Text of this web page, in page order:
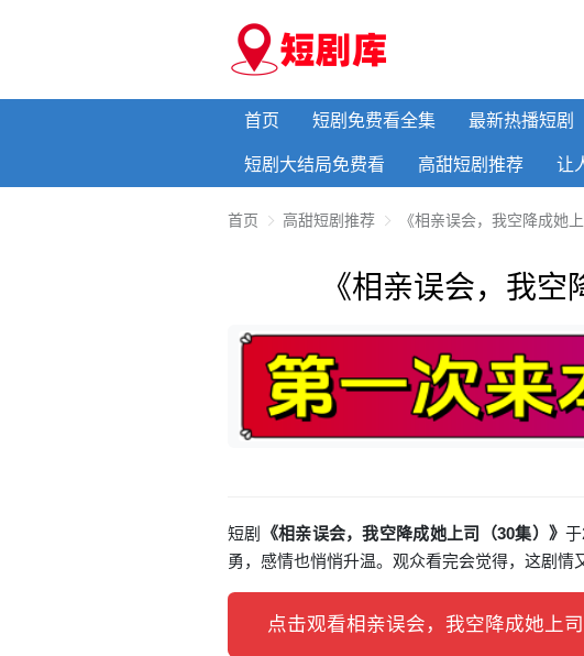
首页 短剧免费看全集 最新热播短剧
短剧大结局免费看 高甜短剧推荐 让
首页 高甜短剧推荐 《相亲误会，我空降成她
《相亲误会，我
短剧 《相亲误会，我空降成她上司（30集）》
勇，感情也悄悄升温。观众看完会觉得，这剧情
点击观看相亲误会，我空降成她上司